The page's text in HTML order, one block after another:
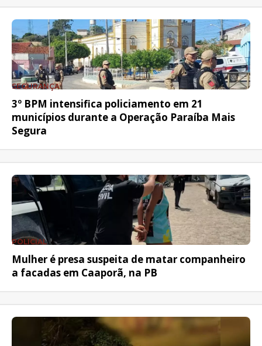
SEGURANÇA
3º BPM intensifica policiamento em 21
municípios durante a Operação Paraíba Mais
Segura
POLICIAL
Mulher é presa suspeita de matar companheiro
a facadas em Caaporã, na PB